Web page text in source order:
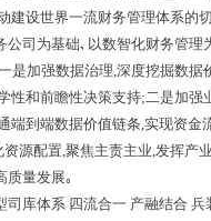
建设世界一流财务管理体系的
公司为基础､以数智化财务管理
是加强数据治理,深度挖掘数据
性和前瞻性决策支持;二是加强
端到端数据价值链条,实现资金
源配置,聚焦主责主业,发挥产
质量发展｡
司库体系 四流合一 产融结合 兵